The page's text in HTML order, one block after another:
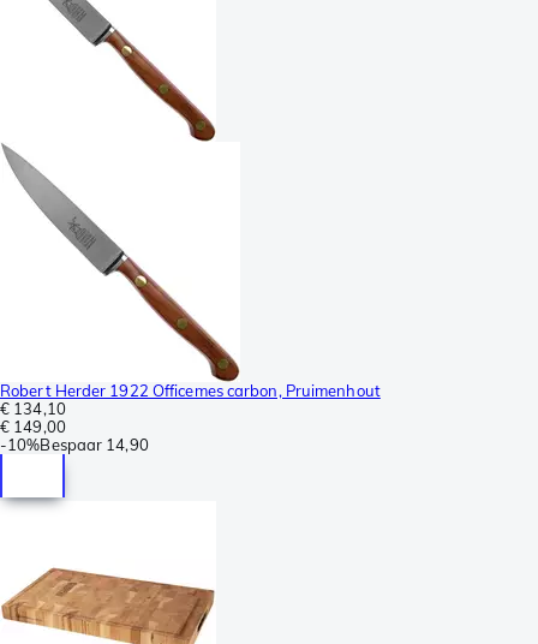
Robert Herder 1922 Officemes carbon, Pruimenhout
€ 134,10
€ 149,00
-10%Bespaar 14,90